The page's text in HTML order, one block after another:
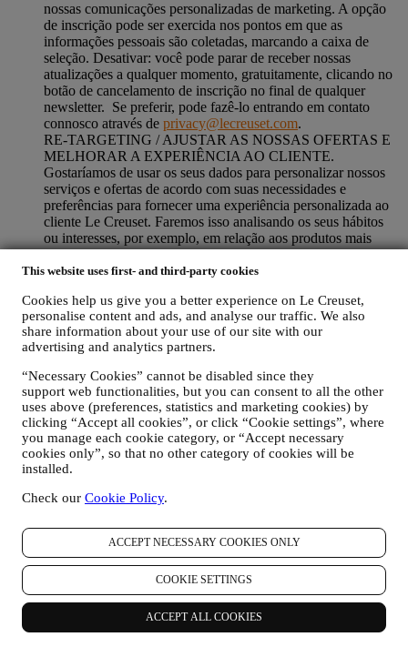
This website uses first- and third-party cookies
Cookies help us give you a better experience on Le Creuset,
personalise content and ads, and analyse our traffic. We also
share information about your use of our site with our
advertising and analytics partners.
“Necessary Cookies” cannot be disabled since they
support web functionalities, but you can consent to all the other
uses above (preferences, statistics and marketing cookies) by
clicking “Accept all cookies”, or click “Cookie settings”, where
you manage each cookie category, or “Accept necessary
cookies only”, so that no other category of cookies will be
installed.
Check our Cookie Policy.
ACCEPT NECESSARY COOKIES ONLY
COOKIE SETTINGS
ACCEPT ALL COOKIES
nossas comunicações personalizadas de marketing. A opção
de inscrição pode ser exercida nos pontos em que as
informações pessoais são coletadas, marcando a caixa de
seleção. Desativar: você pode parar de receber nossas
atualizações a qualquer momento, gratuitamente, clicando no
botão de cancelamento de inscrição no final de qualquer
newsletter. Se preferir, pode fazê-lo entrando em contato
connosco através de privacy@lecreuset.com.
RE-TARGETING / AJUSTAR AS NOSSAS OFERTAS E
MELHORAR A EXPERIÊNCIA AO CLIENTE.
Gostaríamos de usar os seus dados para personalizar nossos
serviços e ofertas de acordo com suas necessidades e
preferências para fornecer uma experiência personalizada ao
cliente Le Creuset. Faremos isso analisando os seus hábitos
ou interesses, por exemplo, em relação aos produtos mais
visualizados, sua interação connosco nas redes sociais, quais
páginas do nosso site que visita, qual o conteúdo das nossas
cookies e tecnologias similares (incluindo pixels de
rastreamento em e-mail) também em combinação com os seus
dados e preferências recolhidas assim que subscrever as
nossas comunicações de marketing personalizadas. Usaremos
essas informações para gerir nossa publicidade em outros
sites, conceder acesso a conteúdo específico, adaptar o
conteúdo ou as ofertas que vê no site ou, se concordar em
assinar as nossas comunicações de marketing, enviar
comunicação / mensagem relevantes que achamos que pode
gostar. Não haverá outros efeitos. O uso de cookies está
sujeito ao seu consentimento. Se não desejar que essas
comunicações com base em interesses, pode limitar o uso das
dos cookies (no entanto, lembre-se de que certos cookies são
necessários para o uso o site). No entanto, isso não impede
que continue a receber anúncios, ofertas ou comunicações.
Assim, continuará a receber anúncios, ofertas ou
comunicações genéricas. Para mais informações sobre como
usamos os cookies e como pode removê-los, visite nossa
Política de Cookiesaqui.